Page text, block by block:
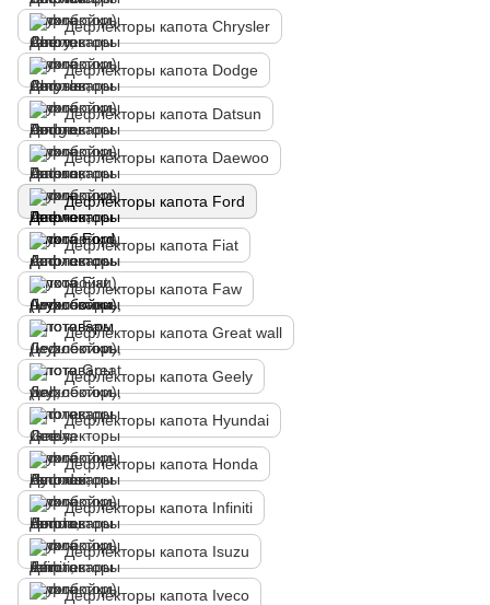
Дефлекторы капота Chrysler
Дефлекторы капота Dodge
Дефлекторы капота Datsun
Дефлекторы капота Daewoo
Дефлекторы капота Ford
Дефлекторы капота Fiat
Дефлекторы капота Faw
Дефлекторы капота Great wall
Дефлекторы капота Geely
Дефлекторы капота Hyundai
Дефлекторы капота Honda
Дефлекторы капота Infiniti
Дефлекторы капота Isuzu
Дефлекторы капота Iveco